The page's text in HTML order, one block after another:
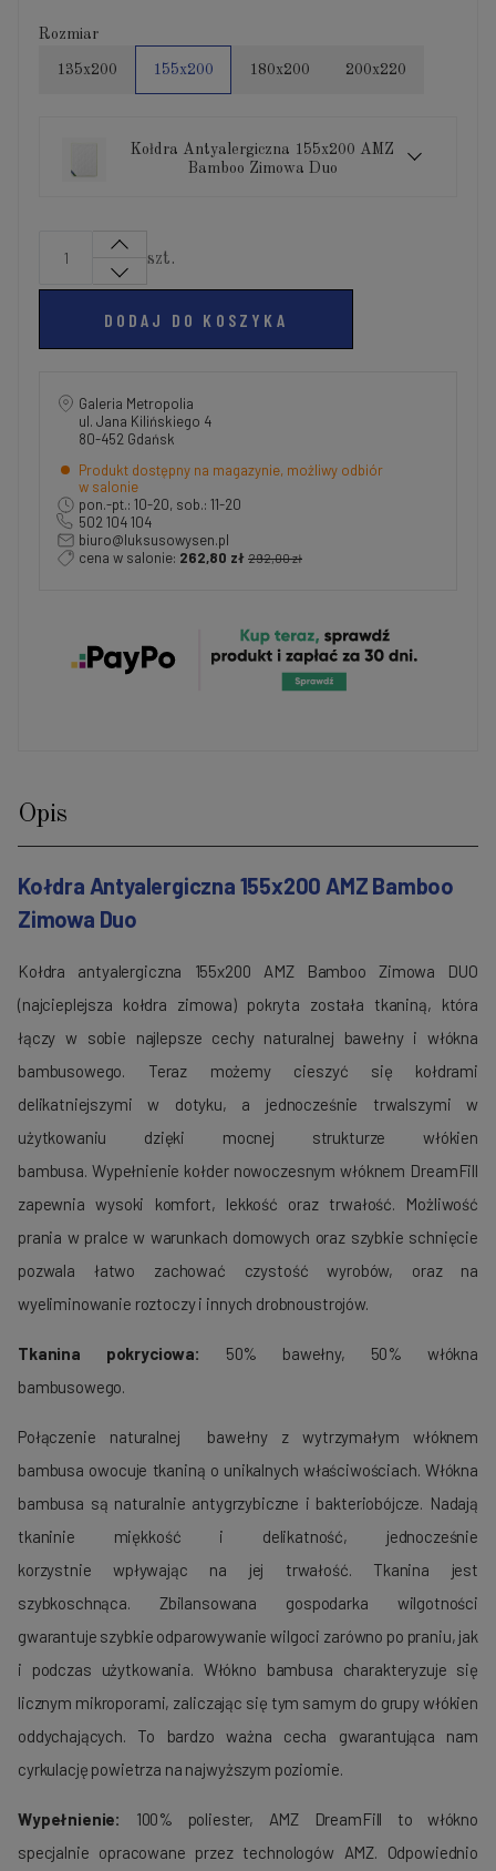
Rozmiar
135x200 155x200 180x200 200x220
Kołdra Antyalergiczna 155x200 AMZ
Bamboo Zimowa Duo
szt.
DODAJ DO KOSZYKA
Galeria Metropolia
ul. Jana Kilińskiego 4
80-452 Gdańsk
Produkt dostępny na magazynie, możliwy odbiór
w salonie
pon.-pt.: 10-20, sob.: 11-20
502 104 104
biuro@luksusowysen.pl
cena w salonie: 262,80 zł 292,00 zł
Opis
Kołdra Antyalergiczna 155x200 AMZ Bamboo
Zimowa Duo
Kołdra antyalergiczna 155x200 AMZ Bamboo Zimowa DUO
(najcieplejsza kołdra zimowa) pokryta została tkaniną, która
łączy w sobie najlepsze cechy naturalnej bawełny i włókna
bambusowego. Teraz możemy cieszyć się kołdrami
delikatniejszymi w dotyku, a jednocześnie trwalszymi w
użytkowaniu dzięki mocnej strukturze włókien
bambusa. Wypełnienie kołder nowoczesnym włóknem DreamFill
zapewnia wysoki komfort, lekkość oraz trwałość. Możliwość
prania w pralce w warunkach domowych oraz szybkie schnięcie
pozwala łatwo zachować czystość wyrobów, oraz na
wyeliminowanie roztoczy i innych drobnoustrojów.
Tkanina pokryciowa:
50% bawełny, 50% włókna
bambusowego.
Połączenie naturalnej bawełny z wytrzymałym włóknem
bambusa owocuje tkaniną o unikalnych właściwościach. Włókna
bambusa są naturalnie antygrzybiczne i bakteriobójcze. Nadają
tkaninie miękkość i delikatność, jednocześnie
korzystnie wpływając na jej trwałość. Tkanina jest
szybkoschnąca. Zbilansowana gospodarka wilgotności
gwarantuje szybkie odparowywanie wilgoci zarówno po praniu, jak
i podczas użytkowania. Włókno bambusa charakteryzuje się
licznym mikroporami, zaliczając się tym samym do grupy włókien
oddychających. To bardzo ważna cecha gwarantująca nam
cyrkulację powietrza na najwyższym poziomie.
Wypełnienie:
100% poliester, AMZ DreamFill to włókno
specjalnie opracowane przez technologów AMZ. Odpowiednio